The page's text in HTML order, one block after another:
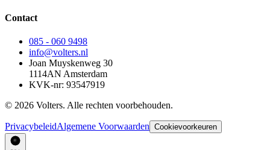
Contact
085 - 060 9498
info@volters.nl
Joan Muyskenweg 30
1114AN Amsterdam
KVK-nr: 93547919
© 2026 Volters. Alle rechten voorbehouden.
PrivacybeleidAlgemene Voorwaarden Cookievoorkeuren